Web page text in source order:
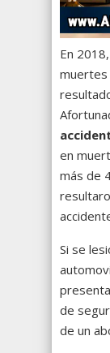
En
muertes
en
más de
Si se
de
de un